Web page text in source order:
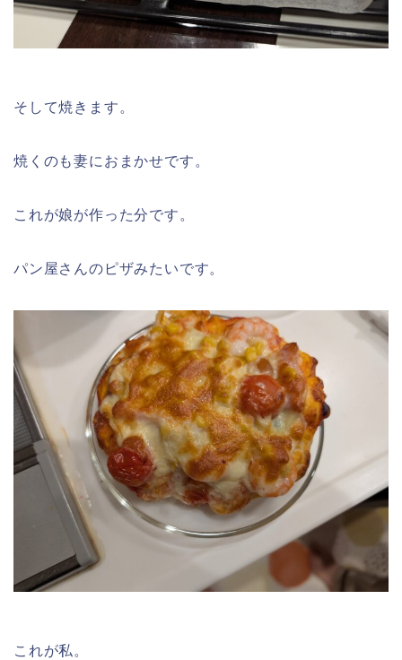
そして焼きます。
焼くのも妻におまかせです。
これが娘が作った分です。
パン屋さんのピザみたいです。
これが私。